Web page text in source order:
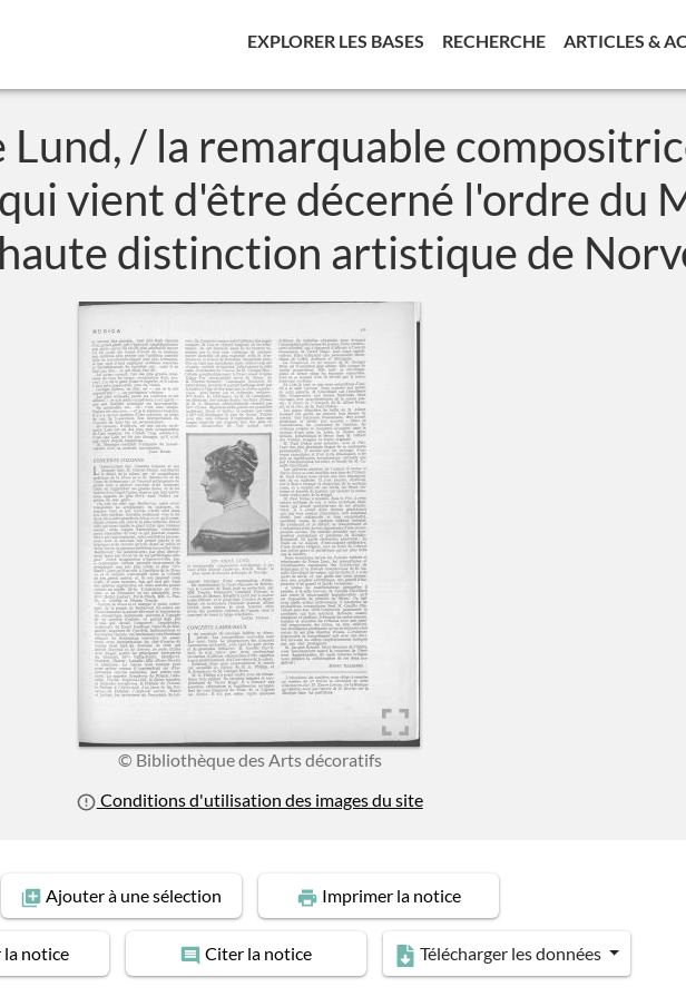
EXPLORER LES BASES (CURRENT)
RECHERCHE(CURRENT)
ARTICLES &
Lund, / la remarquable
vient d'être décerné l'ordre du
distinction artistique de
© Bibliothèque des Arts décoratifs
Conditions d'utilisation des images du site
Ajouterà une sélection Imprimerla notice
la notice Citer la notice Télécharger les données